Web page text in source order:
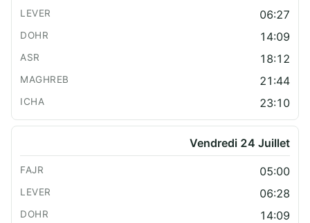
06:27
14:09
18:12
21:44
23:10
Vendredi 24 Juillet
05:00
06:28
14:09